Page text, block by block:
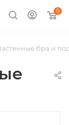
0
бра и